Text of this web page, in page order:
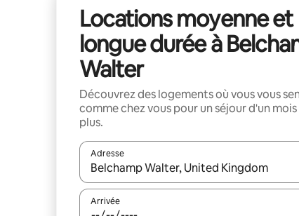
Locations moyenne et
longue durée à
Walter
Découvrez des logements où vous vous
comme chez vous pour un séjour d'un mois
plus.
Adresse
Lorsque les résultats s'affichent, utilisez les
Arrivée